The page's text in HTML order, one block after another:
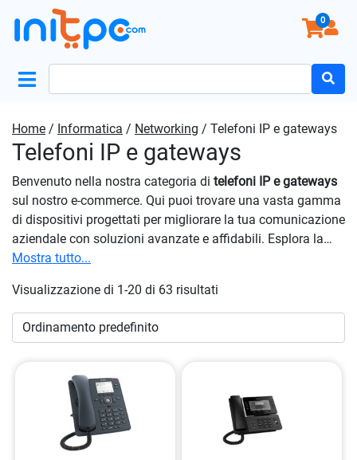
0
Home / Informatica / Networking / Telefoni IP e gateways
Telefoni IP e gateways
Benvenuto nella nostra categoria di telefoni IP e gateways
sul nostro e-commerce. Qui puoi trovare una vasta gamma
di dispositivi progettati per migliorare la tua comunicazione
aziendale con soluzioni avanzate e affidabili. Esplora la
nostra selezione di prodotti per trovare il dispositivo ideale
attentamente selezionato per garantire prestazioni
eccellenti e durature nel tempo, consentendoti di mantenere
la tua attività in costante contatto con clienti e colleghi.
e gatewaysdisponibili nel nostro e-commerce. Esplora la
nostra vasta selezione e trova i dispositivi perfetti per
migliorare l’efficienza e la produttività della tua azienda.
Che tu sia un’azienda in crescita o una grande impresa,
siamo qui per aiutarti a ottenere le soluzioni di
Mostra tutto...
Visualizzazione di 1-20 di 63 risultati